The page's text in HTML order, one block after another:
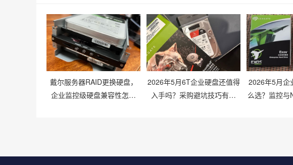
戴尔服务器RAID更换硬盘，
企业监控级硬盘兼容性怎么
2026年5月6T企业硬盘还值得
入手吗？采购避坑技巧有哪
2026年5月企
么选？监控与